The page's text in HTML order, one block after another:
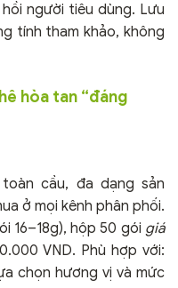
người tiêu dùng. Lưu
tính tham khảo, không
hòa tan “đáng
cầu, đa dạng sản
ở mọi kênh phân phối.
16–18g), hộp 50 gói giá
VND. Phù hợp với:
chọn hương vị và mức